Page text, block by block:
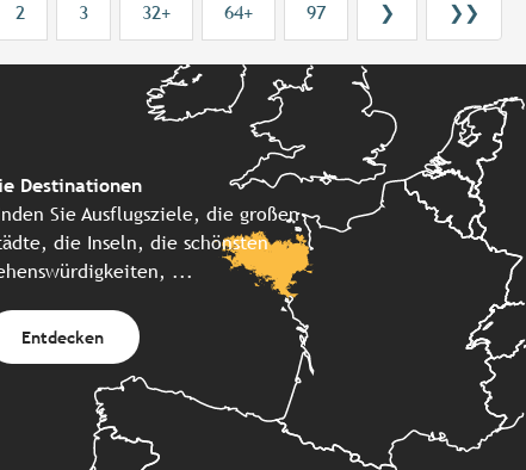
2 3 32+ 64+ 97 ❯ ❯❯
Destinationen
Sie Ausflugsziele, die großen
die Inseln, die schönsten
...
Entdecken